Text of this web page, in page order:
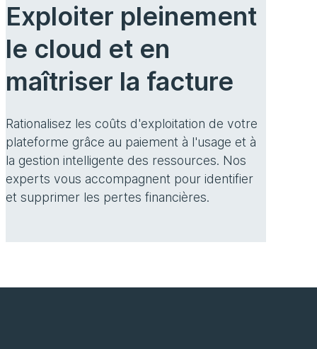
Exploiter pleinement
le cloud et en
maîtriser la facture
Rationalisez les coûts d'exploitation de votre
plateforme grâce au paiement à l'usage et à
la gestion intelligente des ressources. Nos
experts vous accompagnent pour identifier
et supprimer les pertes financières.